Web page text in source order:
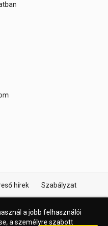
hírek
Szabályzat
a jobb felhasználói
a személyre szabott